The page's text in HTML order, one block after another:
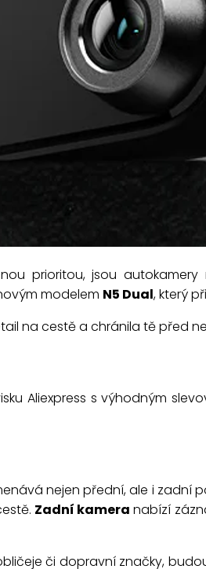
prioritou, jsou
modelem N5 Dual, který
na cestě a chránila tě před
Aliexpress s výhodným
nejen přední, ale i zadní
Zadní kamera nabízí
či dopravní značky,